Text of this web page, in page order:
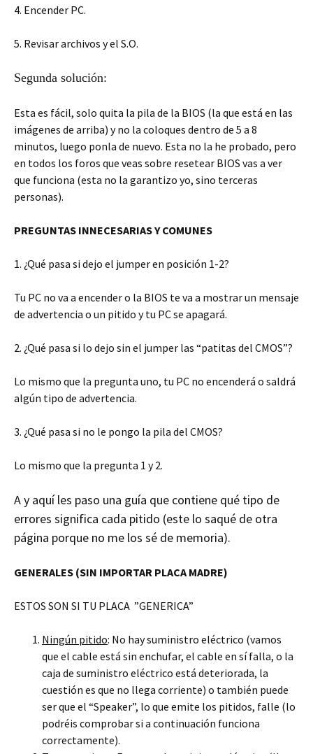
4. Encender PC.
5. Revisar archivos y el S.O.
Segunda solución:
Esta es fácil, solo quita la pila de la BIOS (la que está en las
imágenes de arriba) y no la coloques dentro de 5 a 8
minutos, luego ponla de nuevo. Esta no la he probado, pero
en todos los foros que veas sobre resetear BIOS vas a ver
que funciona (esta no la garantizo yo, sino terceras
personas).
PREGUNTAS INNECESARIAS Y COMUNES
1. ¿Qué pasa si dejo el jumper en posición 1-2?
Tu PC no va a encender o la BIOS te va a mostrar un mensaje
de advertencia o un pitido y tu PC se apagará.
2. ¿Qué pasa si lo dejo sin el jumper las “patitas del CMOS”?
Lo mismo que la pregunta uno, tu PC no encenderá o saldrá
algún tipo de advertencia.
3. ¿Qué pasa si no le pongo la pila del CMOS?
Lo mismo que la pregunta 1 y 2.
A y aquí les paso una guía que contiene qué tipo de
errores significa cada pitido (este lo saqué de otra
página porque no me los sé de memoria).
GENERALES (SIN IMPORTAR PLACA MADRE)
ESTOS SON SI TU PLACA ”GENERICA”
Ningún pitido: No hay suministro eléctrico (vamos
que el cable está sin enchufar, el cable en sí falla, o la
caja de suministro eléctrico está deteriorada, la
cuestión es que no llega corriente) o también puede
ser que el “Speaker”, lo que emite los pitidos, falle (lo
podréis comprobar si a continuación funciona
correctamente).